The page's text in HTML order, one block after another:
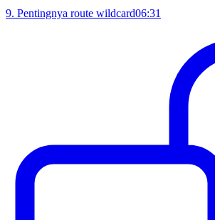
9. Pentingnya route wildcard06:31